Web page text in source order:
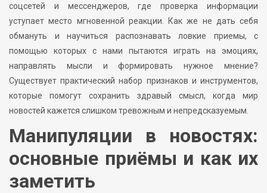
соцсетей и мессенджеров, где проверка информации
уступает место мгновенной реакции. Как же не дать себя
обмануть и научиться распознавать ловкие приемы, с
помощью которых с нами пытаются играть на эмоциях,
направлять мысли и формировать нужное мнение?
Существует практический набор признаков и инструментов,
которые помогут сохранить здравый смысл, когда мир
новостей кажется слишком тревожным и непредсказуемым.
Манипуляции в новостях:
основные приёмы и как их
заметить